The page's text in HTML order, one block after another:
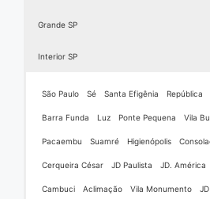
Grande SP
Interior SP
São Paulo Sé Santa Efigênia República
Barra Funda Luz Ponte Pequena Vila
Pacaembu Suamré Higienópolis
Cerqueira César JD Paulista JD. América
Cambuci Aclimação Vila Monumento